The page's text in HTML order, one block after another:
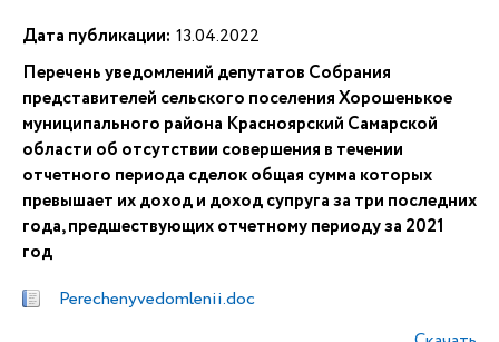
Дата публикации: 13.04.2022
Перечень уведомлений депутатов Собрания
представителей сельского поселения Хорошенькое
муниципального района Красноярский Самарской
области об отсутствии совершения в течении
отчетного периода сделок общая сумма которых
превышает их доход и доход супруга за три последних
года, предшествующих отчетному периоду за 2021
год
Perechenyvedomlenii.doc